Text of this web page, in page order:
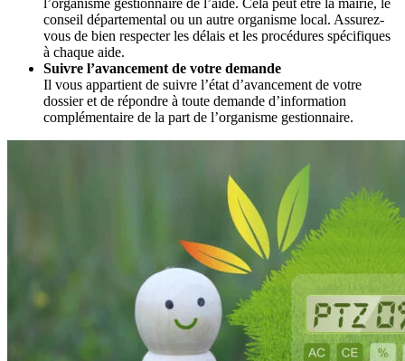
l’organisme gestionnaire de l’aide. Cela peut être la mairie, le
conseil départemental ou un autre organisme local. Assurez-
vous de bien respecter les délais et les procédures spécifiques
à chaque aide.
Suivre l’avancement de votre demande
Il vous appartient de suivre l’état d’avancement de votre
dossier et de répondre à toute demande d’information
complémentaire de la part de l’organisme gestionnaire.